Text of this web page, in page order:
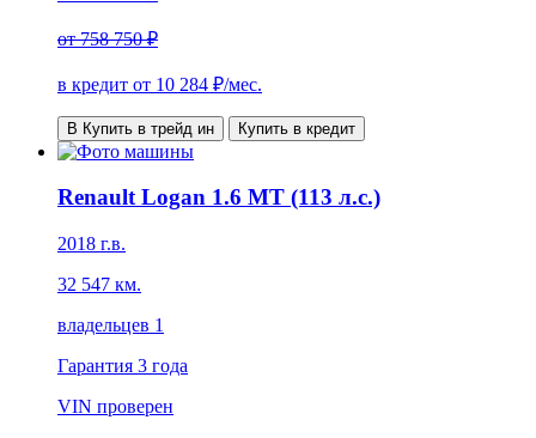
от758 750 ₽
в кредит от 10 284 ₽/мес.
В Купить в трейд ин Купить в кредит
Renault Logan 1.6 MT (113 л.с.)
2018 г.в.
32 547 км.
владельцев 1
Гарантия 3 года
VIN проверен